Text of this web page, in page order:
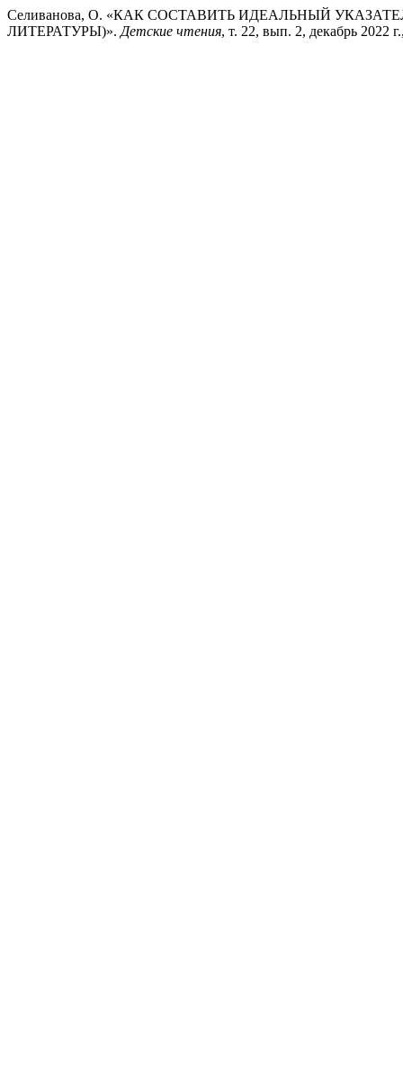
Селиванова, О. «КАК СОСТАВИТЬ ИДЕАЛЬНЫЙ
ЛИТЕРАТУРЫ)». Детские чтения, т. 22, вып. 2, декабрь 2022